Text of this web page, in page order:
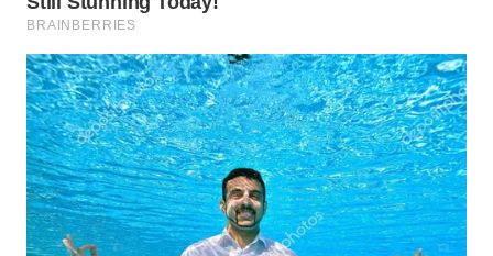
WN
PADANG
LAWAS
WN
SUMEDANG
WN
CIANJUR